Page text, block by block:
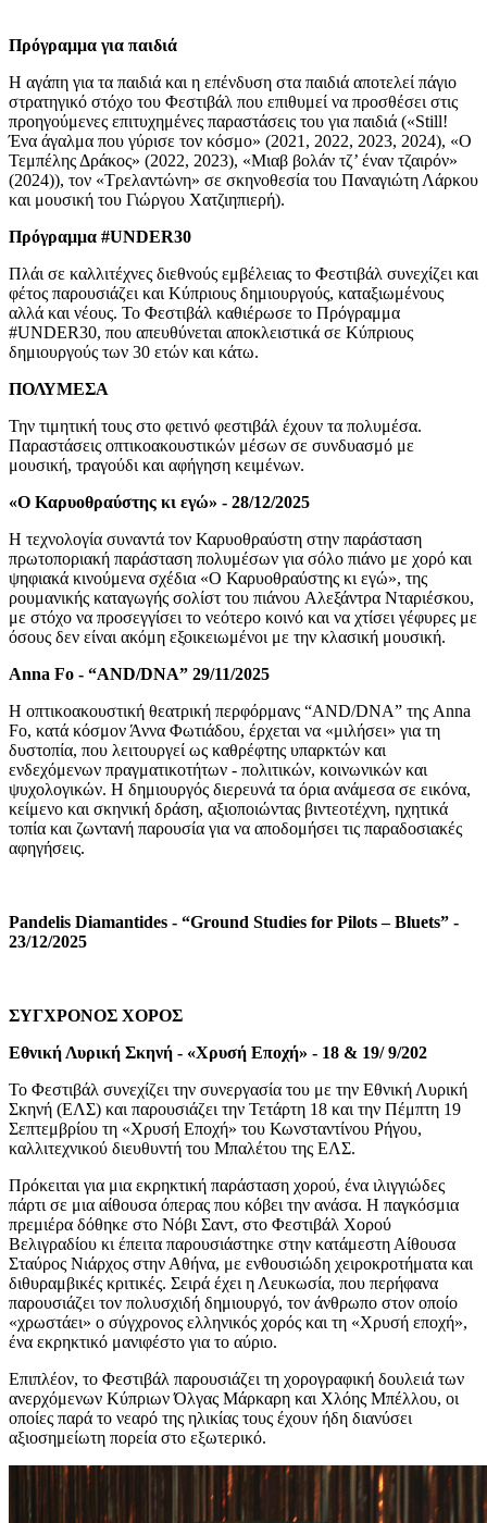
Πρόγραμμα για παιδιά
Η αγάπη για τα παιδιά και η επένδυση στα παιδιά αποτελεί πάγιο
στρατηγικό στόχο του Φεστιβάλ που επιθυμεί να προσθέσει στις
προηγούμενες επιτυχημένες παραστάσεις του για παιδιά («Still!
Ένα άγαλμα που γύρισε τον κόσμο» (2021, 2022, 2023, 2024), «Ο
Τεμπέλης Δράκος» (2022, 2023), «Μιαβ βολάν τζ’ έναν τζαιρόν»
(2024)), τον «Τρελαντώνη» σε σκηνοθεσία του Παναγιώτη Λάρκου
και μουσική του Γιώργου Χατζιηπιερή).
Πρόγραμμα #UNDER30
Πλάι σε καλλιτέχνες διεθνούς εμβέλειας το Φεστιβάλ συνεχίζει και
φέτος παρουσιάζει και Κύπριους δημιουργούς, καταξιωμένους
αλλά και νέους. Το Φεστιβάλ καθιέρωσε το Πρόγραμμα
#UNDER30, που απευθύνεται αποκλειστικά σε Κύπριους
δημιουργούς των 30 ετών και κάτω.
ΠΟΛΥΜΕΣΑ
Την τιμητική τους στο φετινό φεστιβάλ έχουν τα πολυμέσα.
Παραστάσεις οπτικοακουστικών μέσων σε συνδυασμό με
μουσική, τραγούδι και αφήγηση κειμένων.
«Ο Καρυοθραύστης κι εγώ» - 28/12/2025
Η τεχνολογία συναντά τον Καρυοθραύστη στην παράσταση
πρωτοποριακή παράσταση πολυμέσων για σόλο πιάνο με χορό και
ψηφιακά κινούμενα σχέδια «Ο Καρυοθραύστης κι εγώ», της
ρουμανικής καταγωγής σολίστ του πιάνου Αλεξάντρα Νταριέσκου,
με στόχο να προσεγγίσει το νεότερο κοινό και να χτίσει γέφυρες με
όσους δεν είναι ακόμη εξοικειωμένοι με την κλασική μουσική.
Anna Fo - “AND/DNA” 29/11/2025
H οπτικοακουστική θεατρική περφόρμανς “AND/DNA” της Anna
Fo, κατά κόσμον Άννα Φωτιάδου, έρχεται να «μιλήσει» για τη
δυστοπία, που λειτουργεί ως καθρέφτης υπαρκτών και
ενδεχόμενων πραγματικοτήτων - πολιτικών, κοινωνικών και
ψυχολογικών. Η δημιουργός διερευνά τα όρια ανάμεσα σε εικόνα,
κείμενο και σκηνική δράση, αξιοποιώντας βιντεοτέχνη, ηχητικά
τοπία και ζωντανή παρουσία για να αποδομήσει τις παραδοσιακές
αφηγήσεις.
Pandelis Diamantides - “Ground Studies for Pilots – Bluets” -
23/12/2025
ΣΥΓΧΡΟΝΟΣ ΧΟΡΟΣ
Εθνική Λυρική Σκηνή - «Χρυσή Εποχή» - 18 & 19/ 9/202
Το Φεστιβάλ συνεχίζει την συνεργασία του με την Εθνική Λυρική
Σκηνή (ΕΛΣ) και παρουσιάζει την Τετάρτη 18 και την Πέμπτη 19
Σεπτεμβρίου τη «Χρυσή Εποχή» του Κωνσταντίνου Ρήγου,
καλλιτεχνικού διευθυντή του Μπαλέτου της ΕΛΣ.
Πρόκειται για μια εκρηκτική παράσταση χορού, ένα ιλιγγιώδες
πάρτι σε μια αίθουσα όπερας που κόβει την ανάσα. Η παγκόσμια
πρεμιέρα δόθηκε στο Νόβι Σαντ, στο Φεστιβάλ Χορού
Βελιγραδίου κι έπειτα παρουσιάστηκε στην κατάμεστη Αίθουσα
Σταύρος Νιάρχος στην Αθήνα, με ενθουσιώδη χειροκροτήματα και
διθυραμβικές κριτικές. Σειρά έχει η Λευκωσία, που περήφανα
παρουσιάζει τον πολυσχιδή δημιουργό, τον άνθρωπο στον οποίο
«χρωστάει» ο σύγχρονος ελληνικός χορός και τη «Χρυσή εποχή»,
ένα εκρηκτικό μανιφέστο για το αύριο.
Επιπλέον, το Φεστιβάλ παρουσιάζει τη χορογραφική δουλειά των
ανερχόμενων Κύπριων Όλγας Μάρκαρη και Χλόης Μπέλλου, οι
οποίες παρά το νεαρό της ηλικίας τους έχουν ήδη διανύσει
αξιοσημείωτη πορεία στο εξωτερικό.